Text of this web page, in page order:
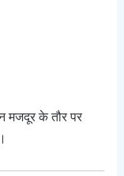
मजदूर के तौर पर